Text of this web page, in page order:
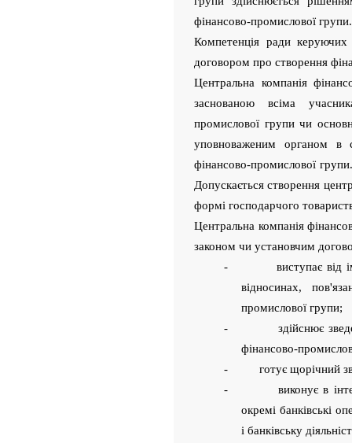
фінансово-промислової групи.
Компетенція ради керуючих
договором про створення
Центральна компанія
заснованою всіма
промислової групи чи
уповноваженим органом в
фінансово-промислової
Допускається створення
формі господарчого
Центральна компанія
законом чи установчим
- виступає від імені
відносинах,
промислової групи;
- здійснює зведений
фінансово-
- готує щорічний звіт
- виконує в
окремі банківські
і банківську